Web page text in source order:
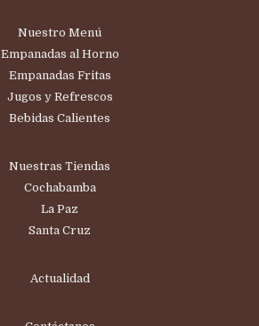
Nuestro Menú
Empanadas al Horno
Empanadas Fritas
Jugos y Refrescos
Bebidas Calientes
Nuestras Tiendas
Cochabamba
La Paz
Santa Cruz
Actualidad